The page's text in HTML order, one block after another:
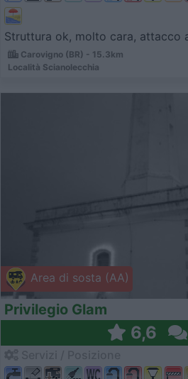
Struttura ok, molto cara, attacco
Carovigno (BR) - 15.3km
Località Scianolecchia
Area di sosta (AA)
Privilegio Glam
6,6